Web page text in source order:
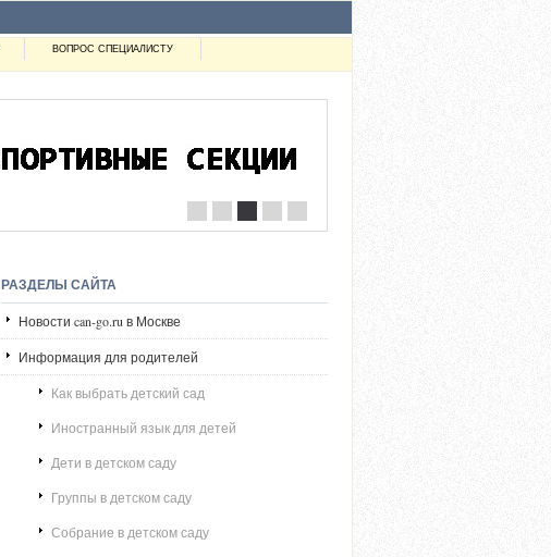
ВОПРОС СПЕЦИАЛИСТУ
РАЗДЕЛЫ САЙТА
Новости can-go.ru в Москве
Информация для родителей
Как выбрать детский сад
Иностранный язык для детей
Дети в детском саду
Группы в детском саду
Собрание в детском саду